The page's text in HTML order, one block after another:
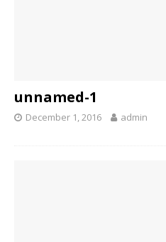
unnamed-1
December 1, 2016 admin